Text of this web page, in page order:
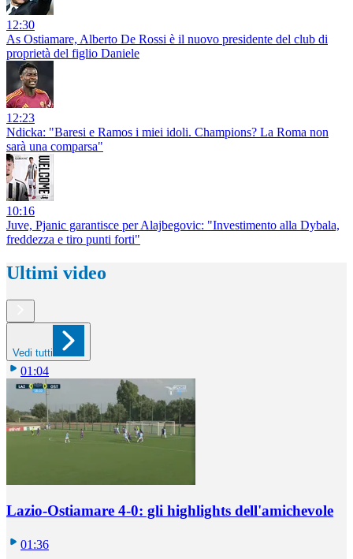
12:30
As Ostiamare, Alberto De Rossi è il nuovo presidente del club di
proprietà del figlio Daniele
12:23
Ndicka: "Baresi e Ramos i miei idoli. Champions? La Roma non
sarà una comparsa"
10:16
Juve, Pjanic garantisce per Alajbegovic: "Investimento alla Dybala,
freddezza e tiro punti forti"
Ultimi video
Vedi tutti
01:04
Lazio-Ostiamare 4-0: gli highlights dell'amichevole
01:36